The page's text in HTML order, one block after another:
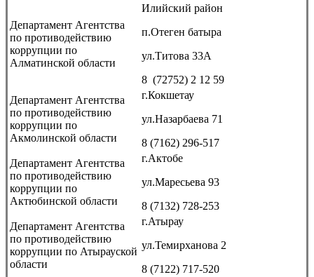
Департамент Агентства
по противодействию
коррупции по
Алматинской области
Илийский район
п.Отеген батыра
ул.Титова 33А
8 (72752) 2 12 59
Департамент Агентства
по противодействию
коррупции по
Акмолинской области
г.Кокшетау
ул.Назарбаева 71
8 (7162) 296-517
Департамент Агентства
по противодействию
коррупции по
Актюбинской области
г.Актобе
ул.Маресьева 93
8 (7132) 728-253
Департамент Агентства
по противодействию
коррупции по Атырауской
области
г.Атырау
ул.Темирханова 2
8 (7122) 717-520